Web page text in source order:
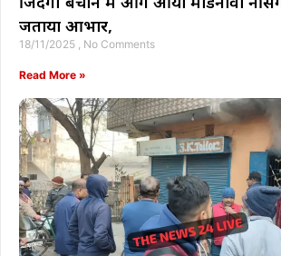
जताया आभार,
18/11/2025 No Comments
Read More »